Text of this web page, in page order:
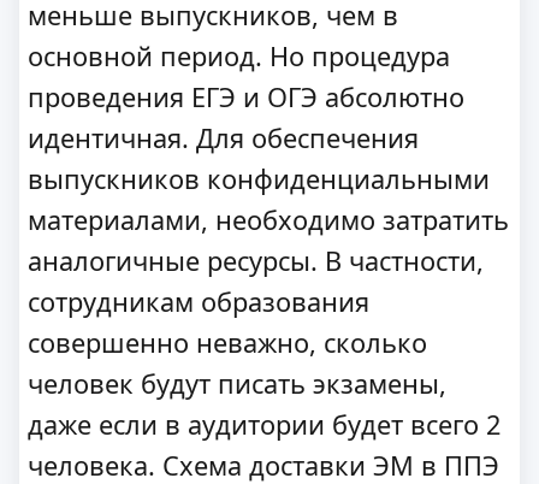
меньше выпускников, чем в
основной период. Но процедура
проведения ЕГЭ и ОГЭ абсолютно
идентичная. Для обеспечения
выпускников конфиденциальными
материалами, необходимо затратить
аналогичные ресурсы. В частности,
сотрудникам образования
совершенно неважно, сколько
человек будут писать экзамены,
даже если в аудитории будет всего 2
человека. Схема доставки ЭМ в ППЭ